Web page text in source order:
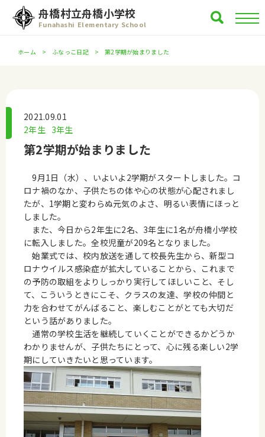
舟橋村立舟橋小学校
Funahashi Elementary School
ホーム ふなっこ日記 第2学期が始まりました
2021.09.01
2年生 3年生
第2学期が始まりました
9月1日（水）、いよいよ2学期がスタートしました。コ
ロナ禍のなか、子供たちの体や心の状態が心配されまし
たが、1学期と変わらぬ元気のよさ、明るい表情にほっと
しました。
また、今日から2年生に2名、3年生に1名が舟橋小学校
に転入しました。全校児童が209名となりました。
始業式では、校内放送を通して校長先生から、新型コ
ロナウイルス感染症が拡大していることから、これまで
の予防の取組をよりしっかり実行してほしいこと、そし
て、こういうときにこそ、クラスの友達、学校の仲間と
力を合わせてがんばること、楽しむことがとても大切だ
という話がありました。
通常の学校生活を継続していくことができるかどうか
わかりませんが、子供たちにとって、心に残る楽しい2学
期にしていきたいと思っています。